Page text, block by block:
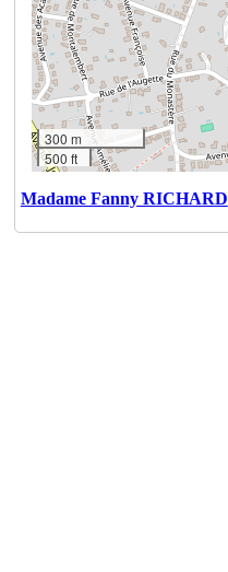
300 m
500 ft
Madame Fanny RICHARD